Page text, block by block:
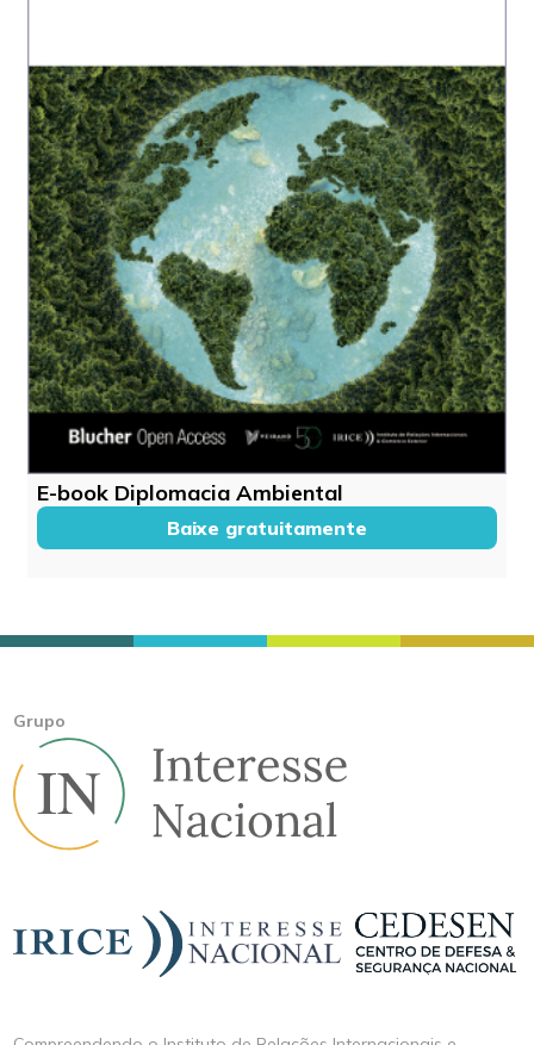
E-book Diplomacia Ambiental
Baixe gratuitamente
Grupo